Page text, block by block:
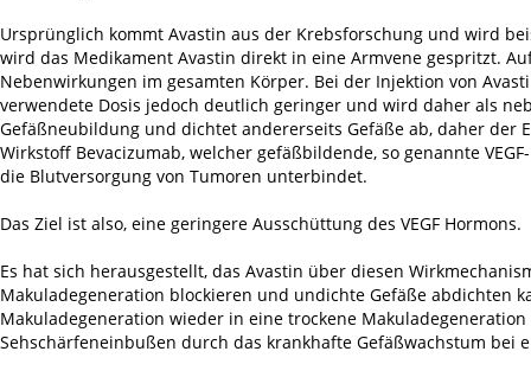
Ursprünglich kommt Avastin aus der Krebsforschung und wird
wird das Medikament Avastin direkt in eine Armvene gespritzt.
Nebenwirkungen im gesamten Körper. Bei der Injektion von
verwendete Dosis jedoch deutlich geringer und wird daher als
Gefäßneubildung und dichtet andererseits Gefäße ab, daher
Wirkstoff Bevacizumab, welcher gefäßbildende, so genannte
die Blutversorgung von Tumoren unterbindet.
Das Ziel ist also, eine geringere Ausschüttung des VEGF Hormons.
Es hat sich herausgestellt, das Avastin über diesen
Makuladegeneration blockieren und undichte Gefäße abdichten
Makuladegeneration wieder in eine trockene
Sehschärfeneinbußen durch das krankhafte Gefäßwachstum